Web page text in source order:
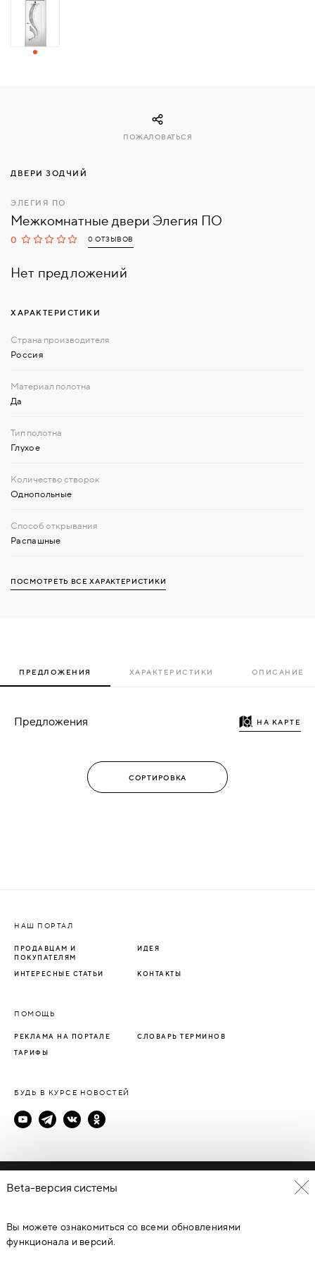
СВЯЗАТЬСЯ
ДВЕРИ ЗОДЧИЙ
ЭЛЕГИЯ ПО
Межкомнатные двери Элегия ПО
0 0 ОТЗЫВОВ
Нет предложений
ПОЖАЛОВАТЬСЯ
ХАРАКТЕРИСТИКИ
Россия
Да
Глухое
Однопольные
Распашные
ПОСМОТРЕТЬ ВСЕ ХАРАКТЕРИСТИКИ
ПРЕДЛОЖЕНИЯ ХАРАКТЕРИСТИКИ ОПИСАНИЕ
Предложения НА КАРТЕ
НАШ ПОРТАЛ
ПРОДАВЦАМ И
ПОКУПАТЕЛЯМ
ИДЕЯ
ИНТЕРЕСНЫЕ СТАТЬИ КОНТАКТЫ
ПОМОЩЬ
РЕКЛАМА НА ПОРТАЛЕ СЛОВАРЬ ТЕРМИНОВ
ТАРИФЫ
БУДЬ В КУРСЕ НОВОСТЕЙ
Политика конфиденциальности
© Каталог дверей - DverProf, 2021-2026Материалы сайта
являются объектами авторского права. Запрещается
копирование, распространение, любое использование
Beta-версия системы
Вы можете ознакомиться со всеми обновлениями
функционала и версий.